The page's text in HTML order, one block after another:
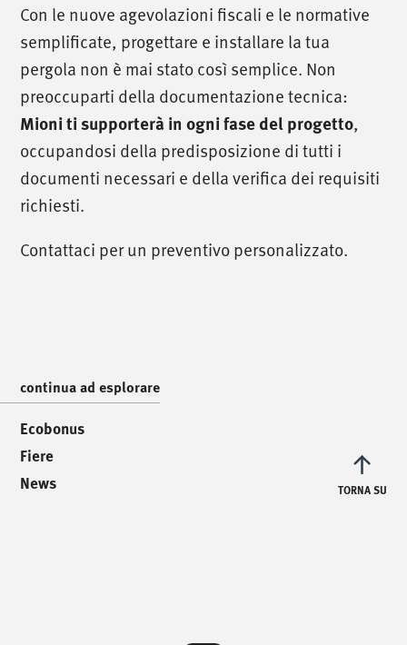
Con le nuove agevolazioni fiscali e le normative
semplificate, progettare e installare la tua
pergola non è mai stato così semplice. Non
preoccuparti della documentazione tecnica:
Mioni ti supporterà in ogni fase del progetto,
occupandosi della predisposizione di tutti i
documenti necessari e della verifica dei requisiti
richiesti.
Contattaci per un preventivo personalizzato.
continua ad esplorare
Ecobonus
Fiere
News
TORNA SU
/chiamaci/
T. +39 0445 314164
Via Luigi Pettinà, 30
info@mionioutdoor.it